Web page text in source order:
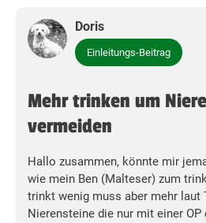
Doris
Einleitungs-Beitrag
Mehr trinken um
vermeiden
Hallo zusammen, könnte mir
wie mein Ben (Malteser) zum
trinkt wenig muss aber mehr laut
Nierensteine die nur mit einer OP